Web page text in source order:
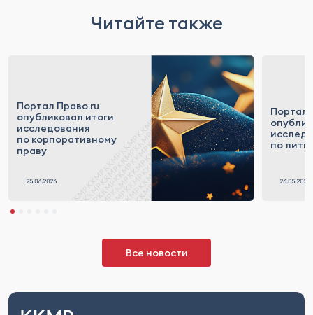
Читайте также
Портал Право.ru
опубликовал итоги
исследования
по корпоративному
праву
Портал
по
Все новости